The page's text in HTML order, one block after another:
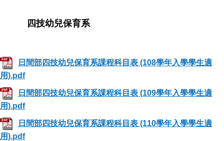
四技幼兒保育系
日間部四技幼兒保育系課程科目表 (108學年入學學生適
用).pdf
日間部四技幼兒保育系課程科目表 (109學年入學學生適
用).pdf
日間部四技幼兒保育系課程科目表 (110學年入學學生適
用).pdf